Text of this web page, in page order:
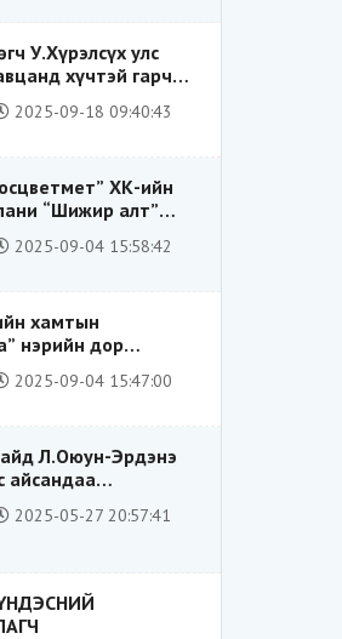
У.Хүрэлсүх улс
хүчтэй гарч
шударга
тэмцэгч, “хуучин
2025-09-18 09:40:43
ХК-ийн
“Шижир алт”
захирлаар
О.Баттөмөрт
2025-09-04 15:58:42
хамтын
нэрийн дор
хөрөнгө хуримтлал”
2025-09-04 15:47:00
Л.Оюун-Эрдэнэ
айсандаа
рүү буруугаа
үү
2025-05-27 20:57:41